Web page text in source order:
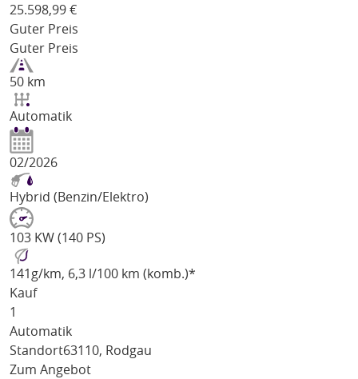
25.598,99 €
Guter Preis
Guter Preis
50 km
Automatik
02/2026
Hybrid (Benzin/Elektro)
103 KW (140 PS)
141 g/km, 6,3 l/100 km (komb.)*
Kauf
1
Automatik
Standort63110, Rodgau
Zum Angebot